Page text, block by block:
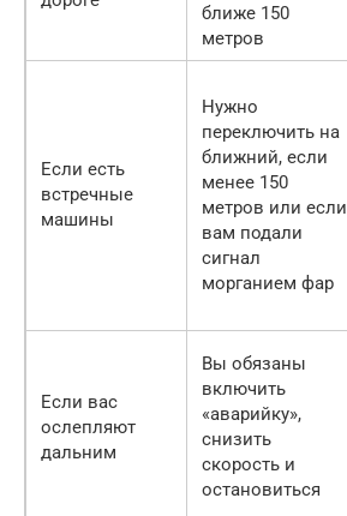
ближе 150
метров
Если есть
встречные
машины
Нужно
переключить на
ближний, если
менее 150
метров или если
вам подали
сигнал
морганием фар
Если вас
ослепляют
дальним
Вы обязаны
включить
«аварийку»,
снизить
скорость и
остановиться